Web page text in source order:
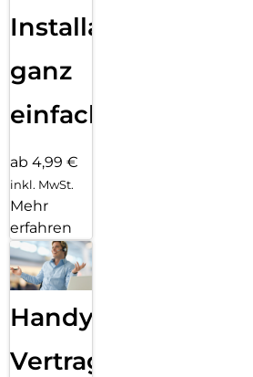
Installation
ganz
einfach
ab 4,99 €
inkl. MwSt.
Mehr
erfahren
Handy
Vertragsabwicklung